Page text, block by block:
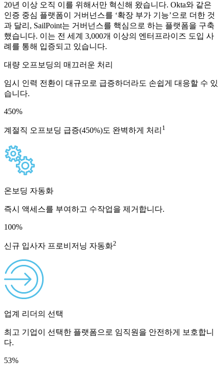
20년 이상 오직 이를 위해서만 혁신해 왔습니다. Okta와 같은
인증 중심 플랫폼이 거버넌스를 ‘확장 부가 기능’으로 더한 것
과 달리, SailPoint는 거버넌스를 핵심으로 하는 플랫폼을 구축
했습니다. 이는 전 세계 3,000개 이상의 엔터프라이즈 도입 사
례를 통해 입증되고 있습니다.
대량 오프보딩의 매끄러운 처리
임시 인력 전환이 대규모로 급증하더라도 손쉽게 대응할 수 있
습니다.
450%
계절직 오프보딩 급증(450%)도 완벽하게 처리 1
온보딩 자동화
즉시 액세스를 부여하고 수작업을 제거합니다.
100%
신규 입사자 프로비저닝 자동화2
업계 리더의 선택
최고 기업이 선택한 플랫폼으로 임직원을 안전하게 보호합니
다.
53%